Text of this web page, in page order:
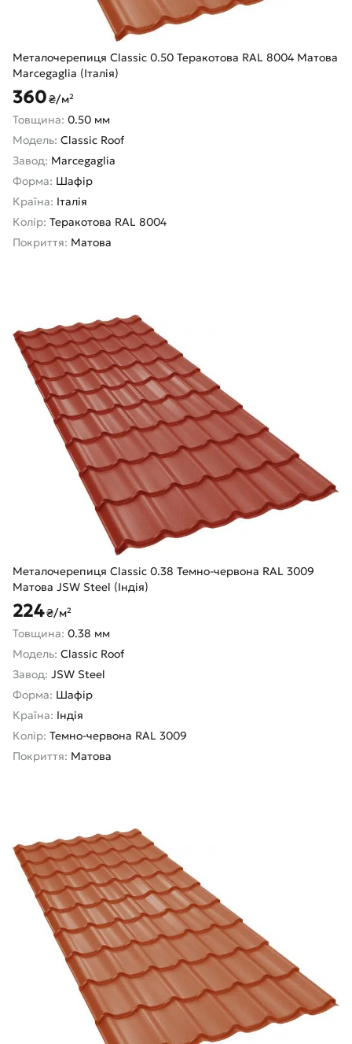
Металочерепиця Classic 0.50 Теракотова RAL 8004 Матова
Marcegaglia (Італія)
360₴/м²
Товщина: 0.50 мм
Модель: Classic Roof
Завод: Marcegaglia
Форма: Шафір
Країна: Італія
Колір: Теракотова RAL 8004
Покриття: Матова
Металочерепиця Classic 0.38 Темно-червона RAL 3009
Матова JSW Steel (Індія)
224₴/м²
Товщина: 0.38 мм
Модель: Classic Roof
Завод: JSW Steel
Форма: Шафір
Країна: Індія
Колір: Темно-червона RAL 3009
Покриття: Матова